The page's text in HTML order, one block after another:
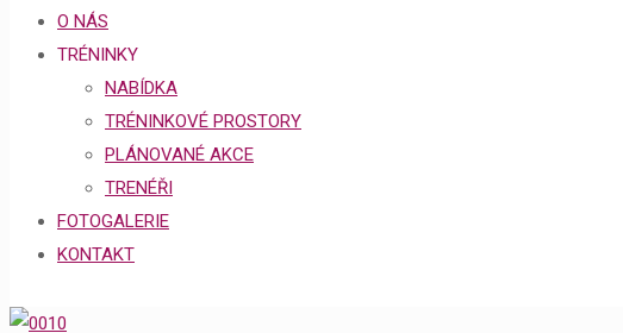
O NÁS
TRÉNINKY
NABÍDKA
TRÉNINKOVÉ PROSTORY
PLÁNOVANÉ AKCE
TRENÉŘI
FOTOGALERIE
KONTAKT